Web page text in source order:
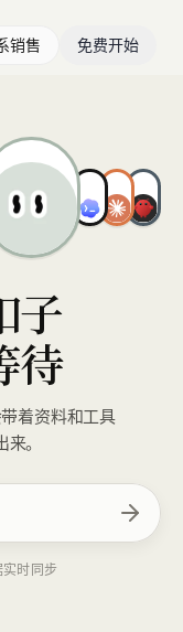
销售 免费开始
子
待
着资料和工具
。
时同步